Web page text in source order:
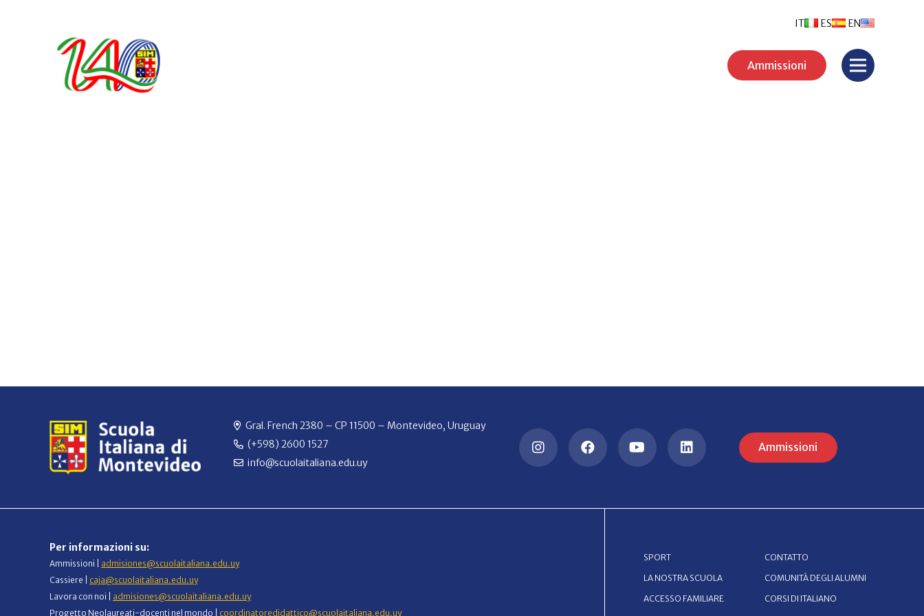
ES EN
IT
Ammissioni
Gral. French 2380 – CP 11500 – Montevideo, Uruguay
(+598) 2600 1527
info@scuolaitaliana.edu.uy
Ammissioni
Per informazioni su:
Ammissioni | admisiones@scuolaitaliana.edu.uy
Cassiere | caja@scuolaitaliana.edu.uy
Lavora con noi | admisiones@scuolaitaliana.edu.uy
Progetto Neolaureati-docenti nel mondo | coordinatoredidattico@scuolaitaliana.edu.uy
SPORT
LA NOSTRA SCUOLA
ACCESSO FAMILIARE
CONTATTO
COMUNITÀ DEGLI ALUMNI
CORSI DI ITALIANO